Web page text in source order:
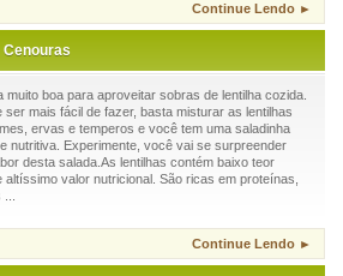
Continue Lendo ►
Cenouras
muito boa para aproveitar sobras de lentilha cozida.
ser mais fácil de fazer, basta misturar as lentilhas
ervas e temperos e você tem uma saladinha
nutritiva. Experimente, você vai se surpreender
desta salada.As lentilhas contém baixo teor
altíssimo valor nutricional. São ricas em proteínas,
Continue Lendo ►